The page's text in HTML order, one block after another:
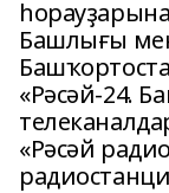
Башлығы
«Рәсәй-24.
«Рәсәй